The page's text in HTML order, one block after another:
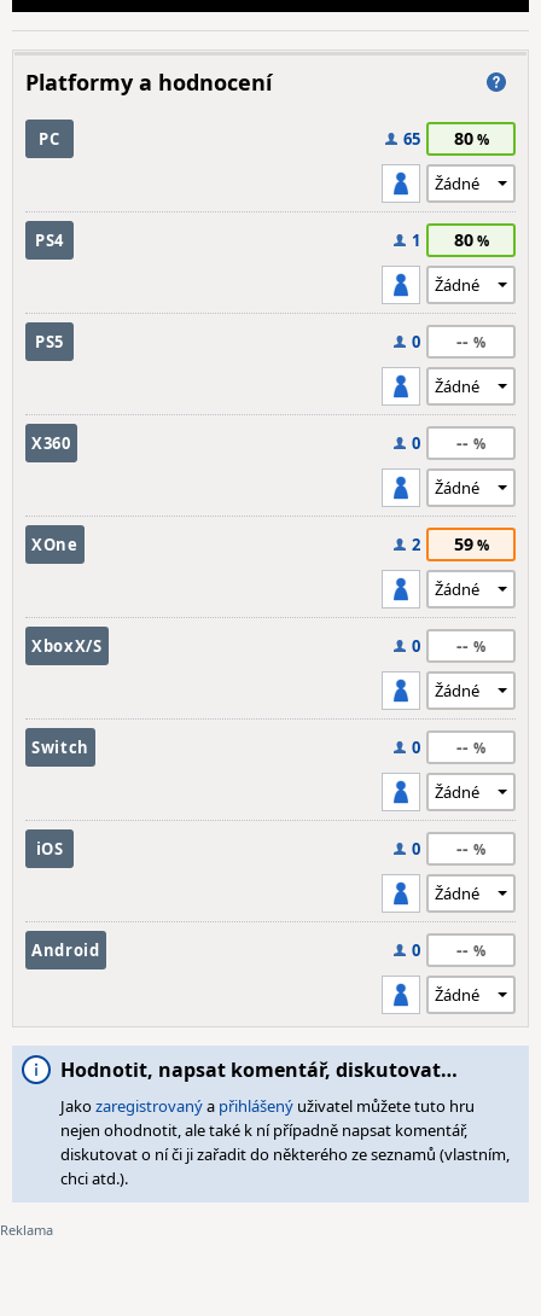
Platformy a hodnocení
PC 65 80
PS4 1 80
PS5 0 --
X360 0 --
XOne 2 59
XboxX/S 0 --
Switch 0 --
iOS 0 --
Android 0 --
Hodnotit, napsat komentář, diskutovat…
Jakozaregistrovanýa přihlášený uživatel můžete tuto hru
nejen ohodnotit, ale také k ní případně napsat komentář,
diskutovat o ní či ji zařadit do některého ze seznamů (vlastním,
chci atd.).